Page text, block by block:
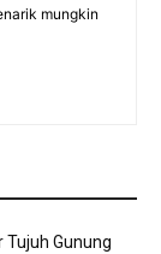
mungkin
Gunung